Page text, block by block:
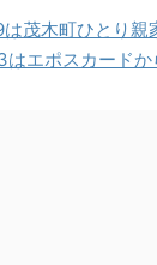
茂木町ひとり親
エポスカードか